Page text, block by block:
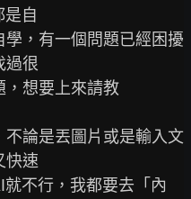
是自
，有一個問題已經困擾
過很
，想要上來請教
論是丟圖片或是輸入文
快速
不行，我都要去「內